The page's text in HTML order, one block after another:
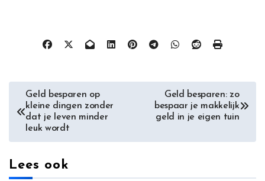
Berichtnavigatie
Geld besparen op
kleine dingen zonder
dat je leven minder
leuk wordt
Geld besparen: zo
bespaar je makkelijk
geld in je eigen tuin
Lees ook